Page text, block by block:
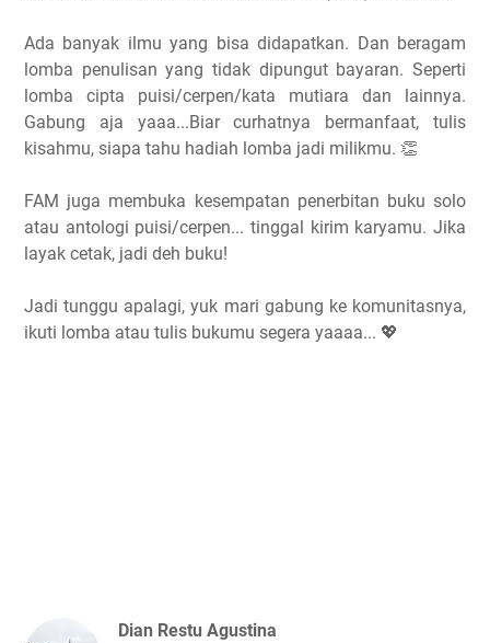
Ada banyak ilmu yang bisa didapatkan. Dan beragam​
lomba penulisan yang tidak dipungut bayaran. Seperti
lomba cipta puisi/cerpen/kata mutiara dan lainnya.
Gabung aja yaaa...Biar curhatnya bermanfaat, tulis
kisahmu, siapa tahu hadiah lomba jadi milikmu. 👏
FAM juga membuka kesempatan penerbitan buku solo
atau antologi puisi/cerpen... tinggal kirim karyamu. Jika
layak cetak, jadi deh buku!
Jadi tunggu apalagi, yuk mari gabung ke komunitasnya,
ikuti lomba atau tulis bukumu segera yaaaa... 💖
Dian Restu Agustina